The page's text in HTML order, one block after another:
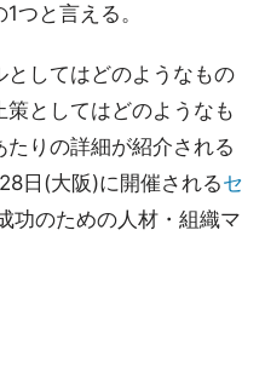
つと言える。
してはどのようなもの
としてはどのようなも
りの詳細が紹介される
日(大阪)に開催されるセ
功のための人材・組織マ